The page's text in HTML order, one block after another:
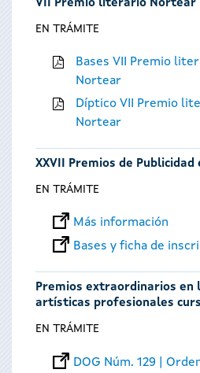
VII Premio literario Nortear
EN TRÁMITE
Bases VII Premio
Nortear
Díptico VII Premio
Nortear
XXVII Premios de Publicidad
EN TRÁMITE
Más información
Bases y ficha de
Premios extraordinarios en
artísticas profesionales
EN TRÁMITE
DOG Núm. 129 |